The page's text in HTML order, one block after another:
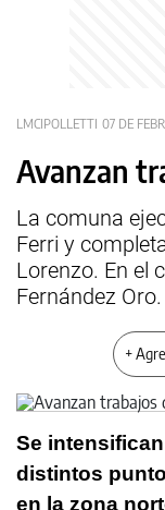
LMCIPOLLETTI 07 DE
Avanzan
La comuna
Ferri y
Lorenzo. En el
Fernández Oro.
+
Se
distintos
en la zona